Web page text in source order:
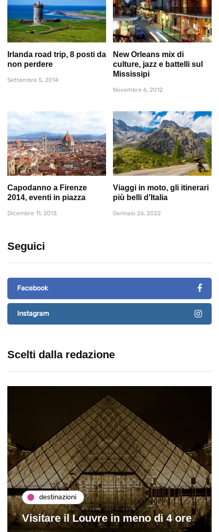
Irlanda road trip, 8 posti da
non perdere
Settembre 5, 2014
New Orleans mix di
culture, jazz e battelli sul
Mississipi
Novembre 6, 2012
Capodanno a Firenze
2014, eventi in piazza
Dicembre 11, 2013
Viaggi in moto, gli itinerari
più belli d'Italia
Gennaio 26, 2022
Seguici
Facebook
Instagram
Scelti dalla redazione
destinazioni
Visitare il Louvre in meno di 4 ore